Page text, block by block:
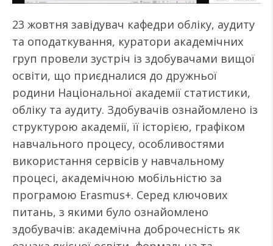
23 жовтня завідувач кафедри обліку, аудиту
та оподаткування, куратори академічних
груп провели зустріч із здобувачами вищої
освіти, що приєдналися до дружньої
родини Національної академії статистики,
обліку та аудиту. Здобувачів ознайомлено із
структурою академії, її історією, графіком
навчального процесу, особливостями
використання сервісів у навчальному
процесі, академічною мобільністю за
програмою Erasmus+. Серед ключових
питань, з якими було ознайомлено
здобувачів: академічна доброчесність як